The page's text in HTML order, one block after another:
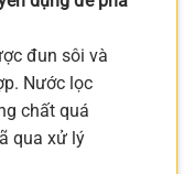
đun sôi và
Nước lọc
chất quá
qua xử lý